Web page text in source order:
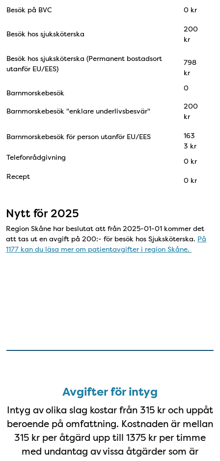
Besök på BVC 0 kr
Besök hos sjuksköterska
200
kr
Besök hos sjuksköterska (Permanent bostadsort
utanför EU/EES)
798
kr
Barnmorskebesök
Barnmorskebesök "enklare underlivsbesvär"
0
200
kr
Barnmorskebesök för person utanför EU/EES
163
3 kr
Telefonrådgivning
0 kr
Recept
0 kr
Nytt för 2025
Region Skåne har beslutat att från 2025-01-01 kommer det
att tas ut en avgift på 200:- för besök hos Sjuksköterska. På
1177 kan du läsa mer om patientavgifter i region Skåne.
linje
Avgifter för intygAvgifter för intyg
Intyg av olika slag kostar från 315 kr och uppåt
beroende på omfattning. Kostnaden är mellan
315 kr per åtgärd upp till 1375 kr per timme
med undantag av vissa åtgärder som är